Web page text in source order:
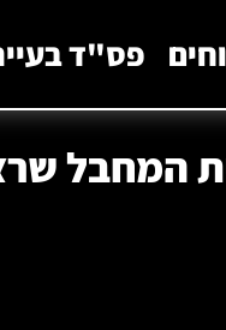
פס"ד
המחבל